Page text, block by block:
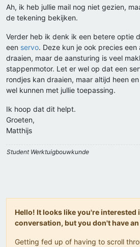
Ah, ik heb jullie mail nog niet gezien,
de tekening bekijken.
Verder heb ik denk ik een betere optie
een servo. Deze kun je ook precies
draaien, maar de aansturing is veel
stappenmotor. Let er wel op dat een
rondjes kan draaien, maar altijd heen
wel kunnen met jullie toepassing.
Ik hoop dat dit helpt.
Groeten,
Matthijs
Student Werktuigbouwkunde
Hello! It looks like you're interested
conversation, but you don't have
Getting fed up of having to scroll